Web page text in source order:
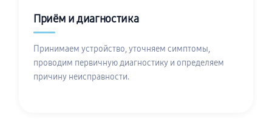
Приём и диагностика
Принимаем устройство, уточняем симптомы,
проводим первичную диагностику и определяем
причину неисправности.